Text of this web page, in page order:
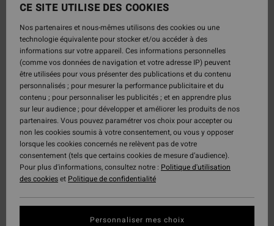
CE SITE UTILISE DES COOKIES
Nos partenaires et nous-mêmes utilisons des cookies ou une
technologie équivalente pour stocker et/ou accéder à des
informations sur votre appareil. Ces informations personnelles
(comme vos données de navigation et votre adresse IP) peuvent
être utilisées pour vous présenter des publications et du contenu
personnalisés ; pour mesurer la performance publicitaire et du
contenu ; pour personnaliser les publicités ; et en apprendre plus
sur leur audience ; pour développer et améliorer les produits de nos
partenaires. Vous pouvez paramétrer vos choix pour accepter ou
non les cookies soumis à votre consentement, ou vous y opposer
lorsque les cookies concernés ne relèvent pas de votre
consentement (tels que certains cookies de mesure d’audience).
Pour plus d'informations, consultez notre : Politique d'utilisation
des cookieset Politique de confidentialité
Personnaliser mes choix